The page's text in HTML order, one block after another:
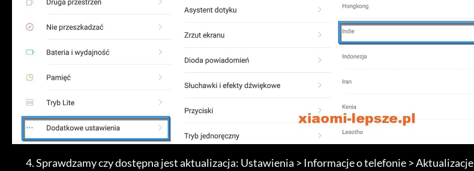
Sprawdzamy czy dostępna jest aktualizacja: Ustawienia > Informacje o telefonie > Aktualizacje